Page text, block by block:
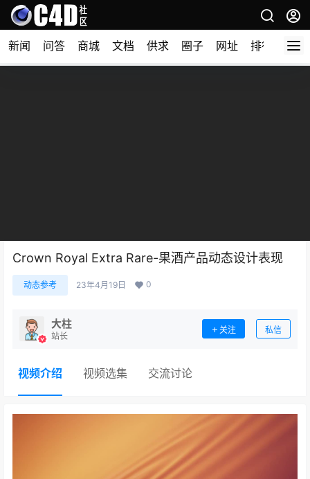
新闻 问答 商城 文档 供求 圈子 网址 排行榜
Crown Royal Extra Rare-果酒产品动态设计表现
动态参考 23年4月19日 0
大柱
站长
关注 私信
视频介绍 视频选集 交流讨论